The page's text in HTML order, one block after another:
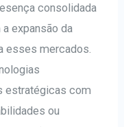
consolidada
expansão da
esses mercados.
estratégicas com
ou